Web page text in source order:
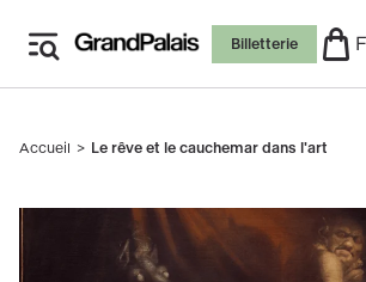
contenu
Billetterie
Fil
Accueil Le rêve et le cauchemar dans l'art